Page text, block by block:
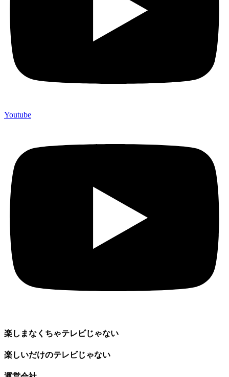
Youtube
楽しまなくちゃテレビじゃない
楽しいだけのテレビじゃない